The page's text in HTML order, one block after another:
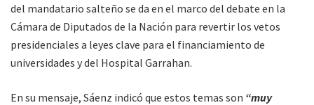
del mandatario salteño se da en el marco del debate en la
Cámara de Diputados de la Nación para revertir los vetos
presidenciales a leyes clave para el financiamiento de
universidades y del Hospital Garrahan.
En su mensaje, Sáenz indicó que estos temas son “muy